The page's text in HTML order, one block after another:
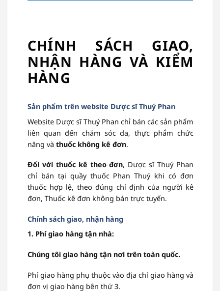
CHÍNH SÁCH GIAO,
NHẬN HÀNG VÀ KIỂM
HÀNG
Sản phẩm trên website Dược sĩ Thuý Phan
Website Dược sĩ Thuý Phan chỉ bán các sản phẩm
liên quan đến chăm sóc da, thực phẩm chức
năng và thuốc không kê đơn.
Đối với thuốc kê theo đơn, Dược sĩ Thuý Phan
chỉ bán tại quầy thuốc Phan Thuý khi có đơn
thuốc hợp lệ, theo đúng chỉ định của người kê
đơn, Thuốc kê đơn không bán trực tuyến.
Chính sách giao, nhận hàng
1. Phí giao hàng tận nhà:
Chúng tôi giao hàng tận nơi trên toàn quốc.
Phí giao hàng phụ thuộc vào địa chỉ giao hàng và
đơn vị giao hàng bên thứ 3.